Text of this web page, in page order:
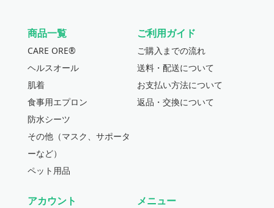
商品一覧
CARE ORE®
ヘルスオール
肌着
食事用エプロン
防水シーツ
その他（マスク、サポータ
ーなど）
ペット用品
ご利用ガイド
ご購入までの流れ
送料・配送について
お支払い方法について
返品・交換について
アカウント メニュー